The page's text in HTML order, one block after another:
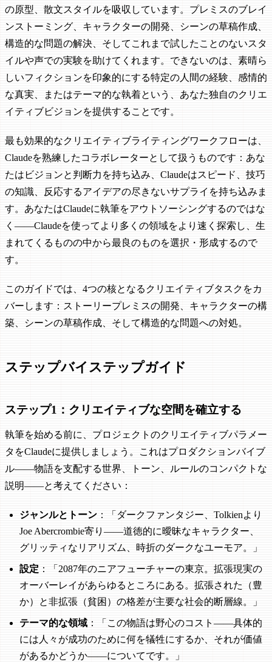
の原型、散文スタイルを吸収しています。プレミスのブレイ
ンストーミング、キャラクターの開発、シーンの草稿作成、
構造的な問題の解決、そしてこれまで試したことのないスタ
イルや声での実験を助けてくれます。できないのは、素晴ら
しいフィクションを印象的にする特定の人間の経験、感情的
な真実、またはテーマ的な執着という、あなた独自のクリエ
イティブビジョンを提供することです。
最も効果的なクリエイティブライティングワークフローは、
Claudeを熟練したコラボレーターとして扱うものです：あな
たはビジョンと判断力を持ち込み、Claudeはスピード、技巧
の知識、反応するアイデアの尽きないサプライを持ち込みま
す。あなたはClaudeに執筆をアウトソーシングするのではな
く——Claudeを使ってより多くの領域をより速く探索し、生
まれてくるものの中から最良のものを選択・形成するので
す。
このガイドでは、4つの核となるクリエイティブタスクをカ
バーします：ストーリープレミスの開発、キャラクターの構
築、シーンの草稿作成、そして構造的な問題への対処。
ステップバイステップガイド
ステップ1：クリエイティブな空間を確立する
執筆を始める前に、プロジェクトのクリエイティブパラメー
タをClaudeに提供しましょう。これはプロダクションバイブ
ル——物語を支配する世界、トーン、ルールのコンパクトな
説明——と考えてください：
ジャンルとトーン ：「ダークファンタジー、Tolkienより
Joe Abercrombie寄り——道徳的に曖昧なキャラクター、
グリッティなリアリズム、時折のダークなユーモア。」
設定 ：「2087年のニアフューチャーの東京。拡張現実の
オーバーレイがあらゆるところにある。拡張された（豊
か）と非拡張（貧困）の格差が主要な社会的断層線。」
テーマ的な領域 ：「この物語は野心のコスト——具体的
には人々が成功のために何を犠牲にするか、それが価値
があるかどうか——についてです。」